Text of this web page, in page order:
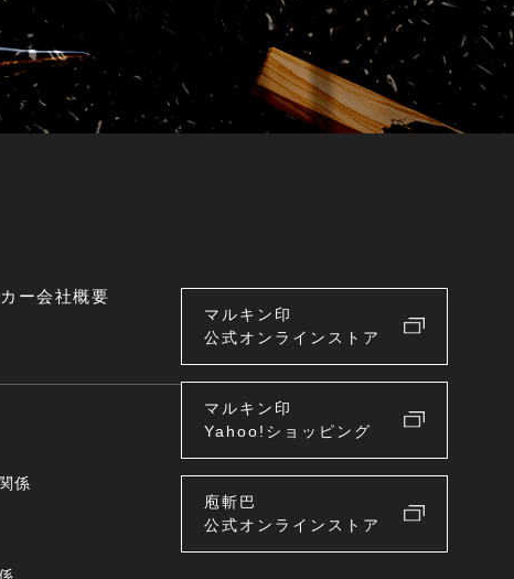
ー会社概要
係
マルキン印
公式オンラインストア
マルキン印
Yahoo!ショッピング
庖斬巴
公式オンラインストア